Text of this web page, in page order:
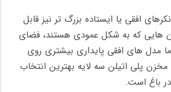
افقی یا ایستاده بزرگ‌ تر نیز قابل
هایی که به شکل عمودی هستند، فضای
مدل های افقی پایداری بیشتری روی
مخزن پلی ‌اتیلن سه ‌لایه بهترین انتخاب
باغ است.